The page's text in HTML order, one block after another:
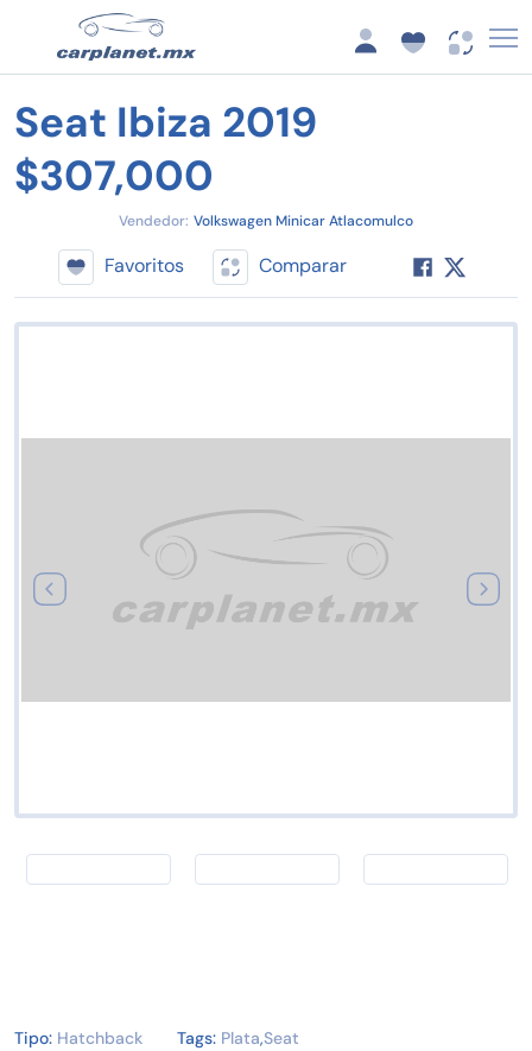
Seat Ibiza 2019
$307,000
Vendedor: Volkswagen Minicar Atlacomulco
Favoritos Comparar
Tipo: Hatchback Tags: Plata,Seat